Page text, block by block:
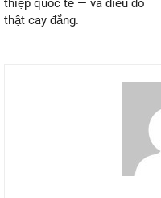
thiệp quốc tế — và điều đó
thật cay đắng.